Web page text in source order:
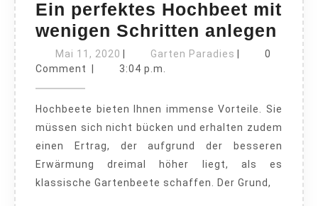
Ein perfektes Hochbeet mit
wenigen Schritten anlegen Ein
mit
Mai 11, 2020 Mai
11,
Garten Paradies Garten
0
Comment
3:04 p.m.
Hochbeete bieten Ihnen immense Vorteile. Sie
müssen sich nicht bücken und erhalten zudem
einen Ertrag, der aufgrund der besseren
Erwärmung dreimal höher liegt, als es
klassische Gartenbeete schaffen. Der Grund,